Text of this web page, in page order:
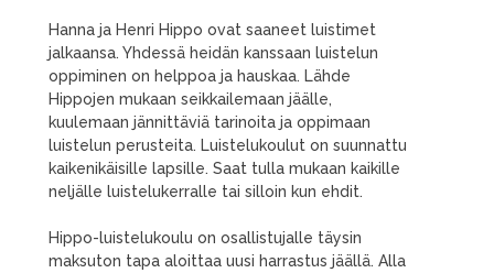
Hanna ja Henri Hippo ovat saaneet luistimet
jalkaansa. Yhdessä heidän kanssaan luistelun
oppiminen on helppoa ja hauskaa. Lähde
Hippojen mukaan seikkailemaan jäälle,
kuulemaan jännittäviä tarinoita ja oppimaan
luistelun perusteita. Luistelukoulut on suunnattu
kaikenikäisille lapsille. Saat tulla mukaan kaikille
neljälle luistelukerralle tai silloin kun ehdit.
Hippo-luistelukoulu on osallistujalle täysin
maksuton tapa aloittaa uusi harrastus jäällä. Alla